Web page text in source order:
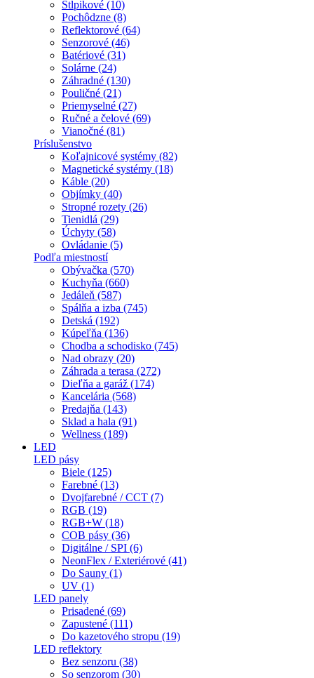
Stĺpikové (10)
Pochôdzne (8)
Reflektorové (64)
Senzorové (46)
Batériové (31)
Solárne (24)
Záhradné (130)
Pouličné (21)
Priemyselné (27)
Ručné a čelové (69)
Vianočné (81)
Príslušenstvo
Koľajnicové systémy (82)
Magnetické systémy (18)
Káble (20)
Objímky (40)
Stropné rozety (26)
Tienidlá (29)
Úchyty (58)
Ovládanie (5)
Podľa miestností
Obývačka (570)
Kuchyňa (660)
Jedáleň (587)
Spálňa a izba (745)
Detská (192)
Kúpeľňa (136)
Chodba a schodisko (745)
Nad obrazy (20)
Záhrada a terasa (272)
Dieľňa a garáž (174)
Kancelária (568)
Predajňa (143)
Sklad a hala (91)
Wellness (189)
LED
LED pásy
Biele (125)
Farebné (13)
Dvojfarebné / CCT (7)
RGB (19)
RGB+W (18)
COB pásy (36)
Digitálne / SPI (6)
NeonFlex / Exteriérové (41)
Do Sauny (1)
UV (1)
LED panely
Prisadené (69)
Zapustené (111)
Do kazetového stropu (19)
LED reflektory
Bez senzoru (38)
So senzorom (30)